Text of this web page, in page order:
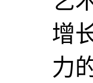
增
力